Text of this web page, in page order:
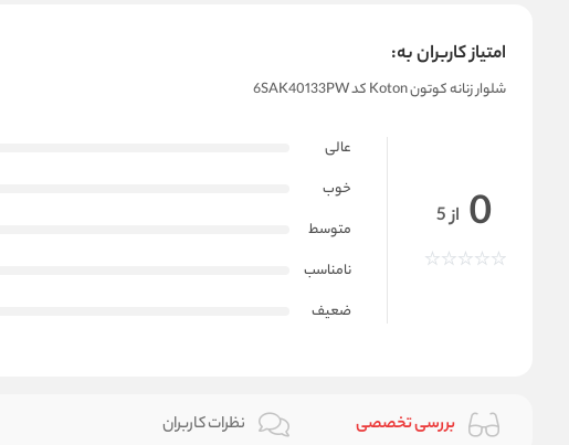
امتیاز کاربران به:
شلوار زنانه کوتون Koton کد 6SAK40133PW
0 از 5
عالی
خوب
متوسط
نامناسب
ضعیف
بررسی تخصصی نظرات کاربران